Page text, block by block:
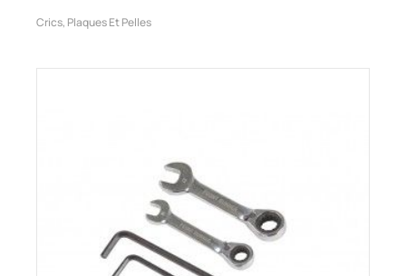
Crics, Plaques Et Pelles